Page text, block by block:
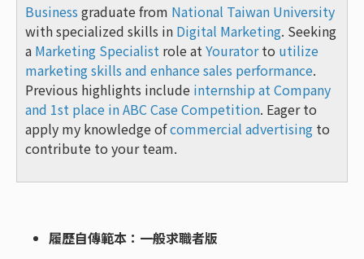
Business graduate from National Taiwan University
with specialized skills in Digital Marketing. Seeking
a Marketing Specialist role atYouratorto utilize
marketing skills and enhance sales performance.
Previous highlights include internship at Company
and 1st place in ABC Case Competition. Eager to
apply my knowledge ofcommercial advertising to
contribute to your team.
履歷自傳範本：一般求職者版